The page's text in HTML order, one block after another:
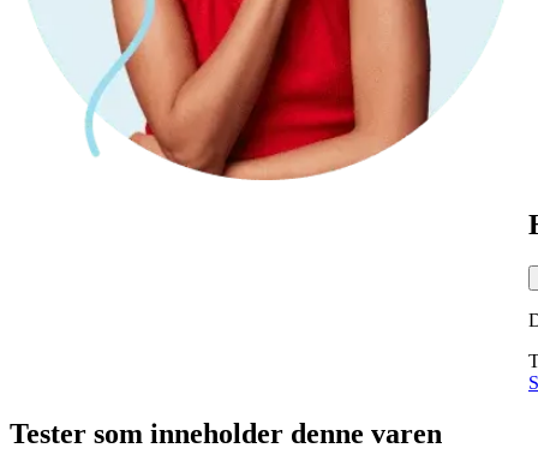
Tester som inneholder denne varen